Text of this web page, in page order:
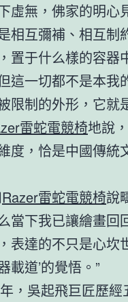
虛無，佛家的明心
相互彌補、相互制
置于什么樣的容器
這一切都不是本我
限制的外形，它就
雷蛇電競椅地說
度，恰是中國傳統
Razer雷蛇電競椅說
當下我已讓繪畫回
表達的不只是心坎
載道’的覺悟。”
，吳起飛巨匠歷經